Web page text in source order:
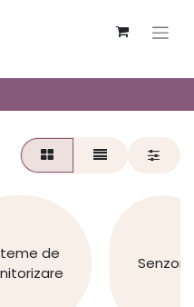
de
Senzori